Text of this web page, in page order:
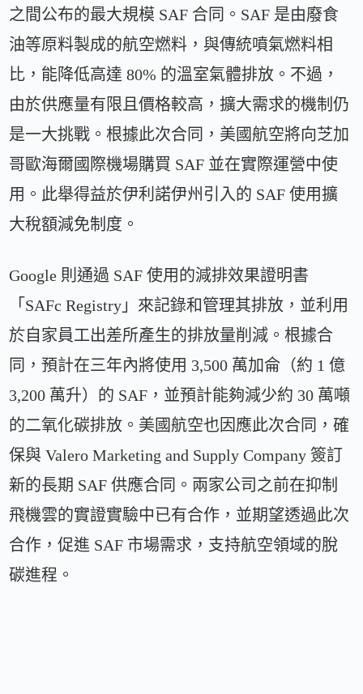
之間公布的最大規模 SAF 合同。SAF 是由廢食
油等原料製成的航空燃料，與傳統噴氣燃料相
比，能降低高達 80% 的溫室氣體排放。不過，
由於供應量有限且價格較高，擴大需求的機制仍
是一大挑戰。根據此次合同，美國航空將向芝加
哥歐海爾國際機場購買 SAF 並在實際運營中使
用。此舉得益於伊利諾伊州引入的 SAF 使用擴
大稅額減免制度。
Google 則通過 SAF 使用的減排效果證明書
「SAFc Registry」來記錄和管理其排放，並利用
於自家員工出差所產生的排放量削減。根據合
同，預計在三年內將使用 3,500 萬加侖（約 1 億
3,200 萬升）的 SAF，並預計能夠減少約 30 萬噸
的二氧化碳排放。美國航空也因應此次合同，確
保與 Valero Marketing and Supply Company 簽訂
新的長期 SAF 供應合同。兩家公司之前在抑制
飛機雲的實證實驗中已有合作，並期望透過此次
合作，促進 SAF 市場需求，支持航空領域的脫
碳進程。